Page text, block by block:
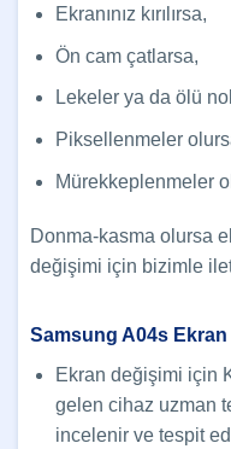
Ekranınız kırılırsa,
Ön cam çatlarsa,
Lekeler ya da ölü
Piksellenmeler
Mürekkeplenmeler
Donma-kasma olursa
değişimi için bizimle
Samsung A04s
Ekran değişimi için
gelen cihaz uzman
incelenir ve tespit